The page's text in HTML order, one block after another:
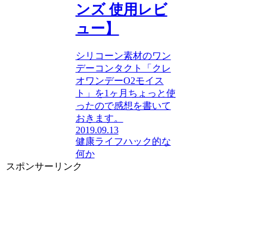
ンズ 使用レビ
ュー】
シリコーン素材のワン
デーコンタクト「クレ
オワンデーO2モイス
ト」を1ヶ月ちょっと使
ったので感想を書いて
おきます。
2019.09.13
健康ライフハック的な
何か
スポンサーリンク